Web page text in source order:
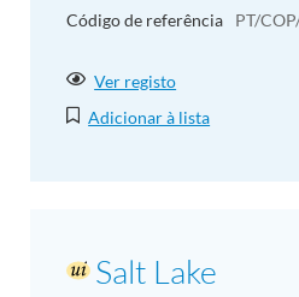
Código de referência
PT/
Ver registo
Adicionar à lista
Salt Lake